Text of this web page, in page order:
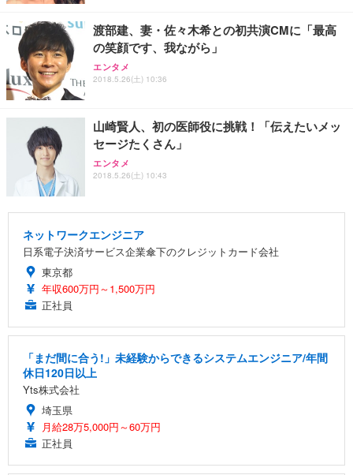
渡部建、妻・佐々木希との初共演CMに「最高
の笑顔です、我ながら」
エンタメ
2018.5.26(土) 10:36
山崎賢人、初の医師役に挑戦！「伝えたいメッ
セージたくさん」
エンタメ
2018.5.26(土) 10:43
ネットワークエンジニア
日系電子決済サービス企業傘下のクレジットカード会社
東京都
年収600万円～1,500万円
正社員
「まだ間に合う!」未経験からできるシステムエンジニア/年間
休日120日以上
Yts株式会社
埼玉県
月給28万5,000円～60万円
正社員